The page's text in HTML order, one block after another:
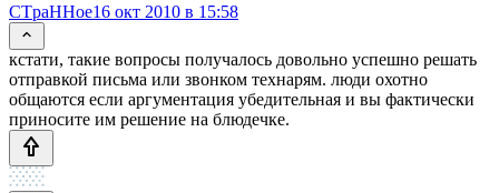
CTpaHHoe16 окт 2010 в 15:58
кстати, такие вопросы получалось довольно успешно решать
отправкой письма или звонком технарям. люди охотно
общаются если аргументация убедительная и вы фактически
приносите им решение на блюдечке.